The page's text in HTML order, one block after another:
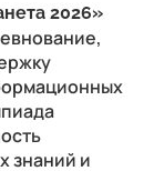
2026»
знаний и